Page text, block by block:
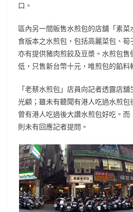
口。
區內另一間販售水煎包的店舖「素
食版本之水煎包，包括高麗菜包、
亦有提供豬肉煎餃及豆漿。水煎包售
低，只售新台幣十元，唯煎包的餡料
「老蔡水煎包」店員向記者透露店
光顧；雖未有聽聞有港人吃過水煎包
曾有港人吃過後大讚水煎包好吃。
則未有回應記者提問。